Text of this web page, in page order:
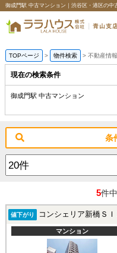
御成門駅 中古マンション｜渋谷区・港区の
TOPページ > 物件検索 > 不動産情
現在の検索条件
御成門駅 中古マンション
条
5件中
値下がり コンシェリア新橋Ｓ
マンション